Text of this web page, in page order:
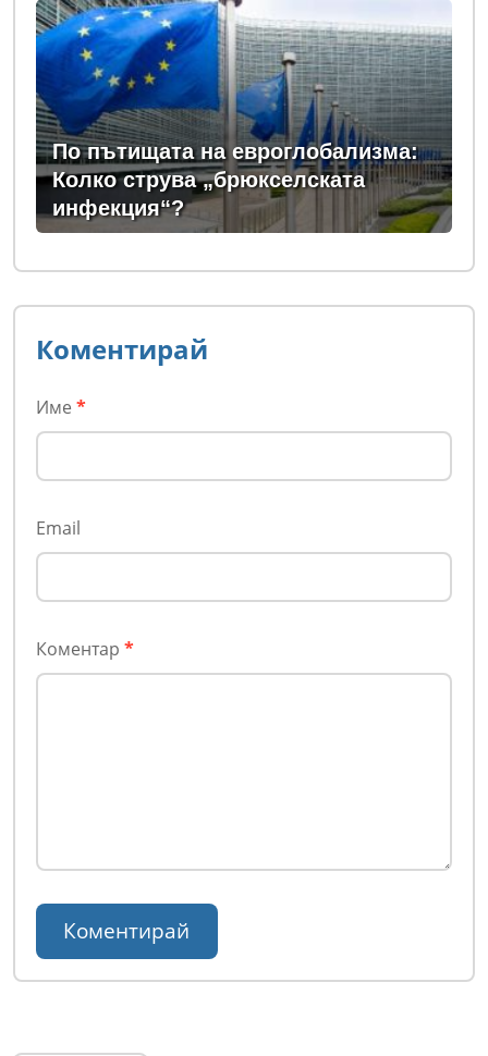
психопати. Моето дете никога"
По пътищата на евроглобализма:
Колко струва „брюкселската
инфекция“?
Коментирай
Име *
Email
Коментар *